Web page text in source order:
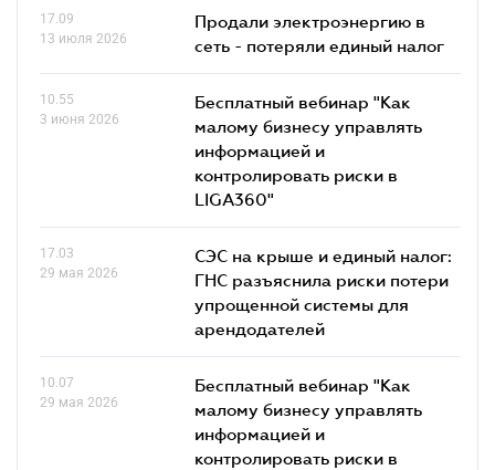
17.09
13 июля 2026
Продали электроэнергию в
сеть - потеряли единый налог
10.55
3 июня 2026
Бесплатный вебинар "Как
малому бизнесу управлять
информацией и
контролировать риски в
LIGA360"
17.03
29 мая 2026
СЭС на крыше и единый налог:
ГНС разъяснила риски потери
упрощенной системы для
арендодателей
10.07
29 мая 2026
Бесплатный вебинар "Как
малому бизнесу управлять
информацией и
контролировать риски в